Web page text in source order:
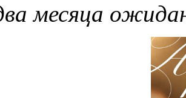
месяца